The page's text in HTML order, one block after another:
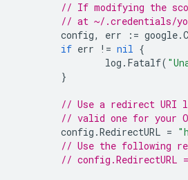
// If modifying the
// at ~/.credentials/
config, err := google.
if err != nil {
log . Fatalf(
}
// Use a redirect URI
// valid one for your
config .RedirectURL =
// Use the following
//